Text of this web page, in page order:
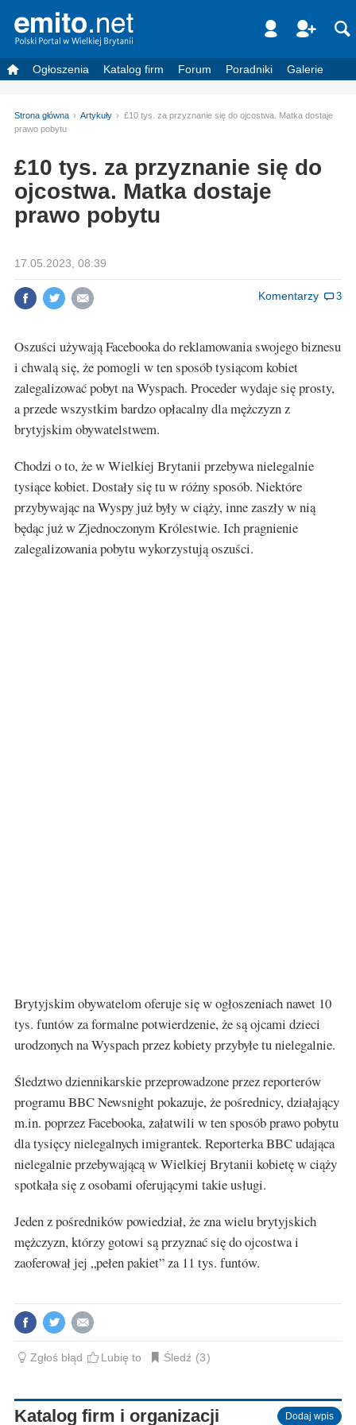
Ogłoszenia Katalog firm Forum Poradniki Galerie
Strona główna Artykuły
£10 tys. za przyznanie się do ojcostwa. Matka dostaje
prawo pobytu
£10 tys. za przyznanie się do
ojcostwa. Matka dostaje
prawo pobytu
17.05.2023, 08:39
Komentarzy 3
Oszuści używają Facebooka do reklamowania swojego biznesu
i chwalą się, że pomogli w ten sposób tysiącom kobiet
zalegalizować pobyt na Wyspach. Proceder wydaje się prosty,
a przede wszystkim bardzo opłacalny dla mężczyzn z
brytyjskim obywatelstwem.
Chodzi o to, że w Wielkiej Brytanii przebywa nielegalnie
tysiące kobiet. Dostały się tu w różny sposób. Niektóre
przybywając na Wyspy już były w ciąży, inne zaszły w nią
będąc już w Zjednoczonym Królestwie. Ich pragnienie
zalegalizowania pobytu wykorzystują oszuści.
Brytyjskim obywatelom oferuje się w ogłoszeniach nawet 10
tys. funtów za formalne potwierdzenie, że są ojcami dzieci
urodzonych na Wyspach przez kobiety przybyłe tu nielegalnie.
Śledztwo dziennikarskie przeprowadzone przez reporterów
programu BBC Newsnight pokazuje, że pośrednicy, działający
m.in. poprzez Facebooka, załatwili w ten sposób prawo pobytu
dla tysięcy nielegalnych imigrantek. Reporterka BBC udająca
nielegalnie przebywającą w Wielkiej Brytanii kobietę w ciąży
spotkała się z osobami oferującymi takie usługi.
Jeden z pośredników powiedział, że zna wielu brytyjskich
mężczyzn, którzy gotowi są przyznać się do ojcostwa i
zaoferował jej „pełen pakiet” za 11 tys. funtów.
Zgłoś błąd Lubię to Śledź 3
Katalog firm i organizacji Dodaj wpis